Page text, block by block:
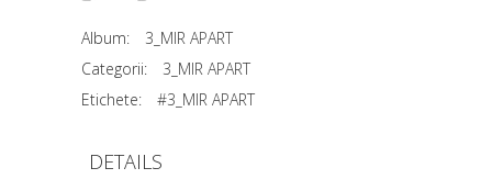
Album:
3_MIR APART
Categorii:
3_MIR APART
Etichete:
#3_MIR APART
DETAILS